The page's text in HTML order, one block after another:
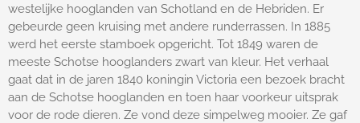
westelijke hooglanden van Schotland en de Hebriden. Er
gebeurde geen kruising met andere runderrassen. In 1885
werd het eerste stamboek opgericht. Tot 1849 waren de
meeste Schotse hooglanders zwart van kleur. Het verhaal
gaat dat in de jaren 1840 koningin Victoria een bezoek bracht
aan de Schotse hooglanden en toen haar voorkeur uitsprak
voor de rode dieren. Ze vond deze simpelweg mooier. Ze gaf